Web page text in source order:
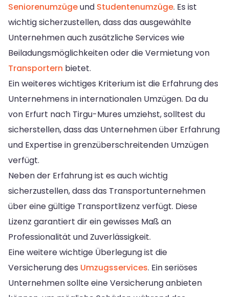
Seniorenumzügeund Studentenumzüge. Es ist
wichtig sicherzustellen, dass das ausgewählte
Unternehmen auch zusätzliche Services wie
Beiladungsmöglichkeiten oder die Vermietung von
Transportern bietet.
Ein weiteres wichtiges Kriterium ist die Erfahrung des
Unternehmens in internationalen Umzügen. Da du
von Erfurt nach Tirgu-Mures umziehst, solltest du
sicherstellen, dass das Unternehmen über Erfahrung
und Expertise in grenzüberschreitenden Umzügen
verfügt.
Neben der Erfahrung ist es auch wichtig
sicherzustellen, dass das Transportunternehmen
über eine gültige Transportlizenz verfügt. Diese
Lizenz garantiert dir ein gewisses Maß an
Professionalität und Zuverlässigkeit.
Eine weitere wichtige Überlegung ist die
Versicherung des Umzugsservices. Ein seriöses
Unternehmen sollte eine Versicherung anbieten